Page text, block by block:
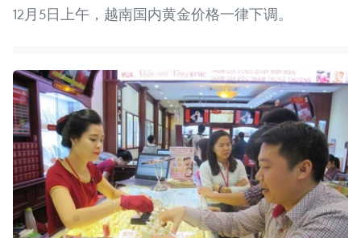
12月5日上午，越南国内黄金价格一律下调。